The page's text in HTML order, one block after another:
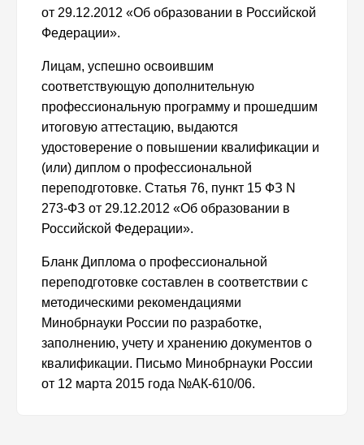
от 29.12.2012 «Об образовании в Российской
Федерации».
Лицам, успешно освоившим
соответствующую дополнительную
профессиональную программу и прошедшим
итоговую аттестацию, выдаются
удостоверение о повышении квалификации и
(или) диплом о профессиональной
переподготовке. Статья 76, пункт 15 ФЗ N
273-ФЗ от 29.12.2012 «Об образовании в
Российской Федерации».
Бланк Диплома о профессиональной
переподготовке составлен в соответствии с
методическими рекомендациями
Минобрнауки России по разработке,
заполнению, учету и хранению документов о
квалификации. Письмо Минобрнауки России
от 12 марта 2015 года №АК-610/06.